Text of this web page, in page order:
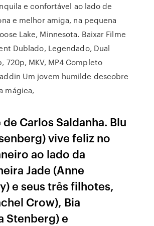
e confortável ao lado de
e melhor amiga, na pequena
Lake, Minnesota. Baixar Filme
Dublado, Legendado, Dual
720p, MKV, MP4 Completo
Um jovem humilde descobre
mágica,
Carlos Saldanha. Blu
vive feliz no
ao lado da
Jade (Anne
e seus três filhotes,
Crow), Bia
Stenberg) e